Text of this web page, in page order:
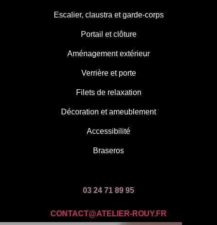
Escalier, claustra et garde-corps
Portail et clôture
Aménagement extérieur
Verrière et porte
Filets de relaxation
Décoration et ameublement
Accessibilité
Braseros
03 24 71 89 95
CONTACT@ATELIER-ROUY.FR